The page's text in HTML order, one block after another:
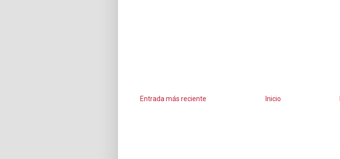
Entrada más reciente Inicio